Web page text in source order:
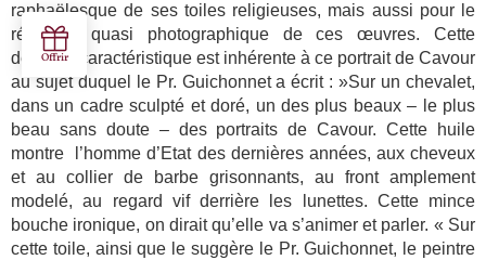
raphaëlesque de ses toiles religieuses, mais aussi pour le
réalisme quasi photographique de ces œuvres. Cette
dernière caractéristique est inhérente à ce portrait de Cavour
au sujet duquel le Pr. Guichonnet a écrit : »Sur un chevalet,
dans un cadre sculpté et doré, un des plus beaux – le plus
beau sans doute – des portraits de Cavour. Cette huile
montre l’homme d’Etat des dernières années, aux cheveux
et au collier de barbe grisonnants, au front amplement
modelé, au regard vif derrière les lunettes. Cette mince
bouche ironique, on dirait qu’elle va s’animer et parler. « Sur
cette toile, ainsi que le suggère le Pr. Guichonnet, le peintre